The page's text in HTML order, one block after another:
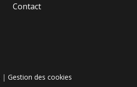
Contact
| Gestion des cookies